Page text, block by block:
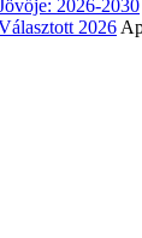
2026-2030
2026